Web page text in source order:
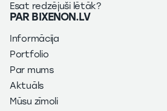
Esat redzējuši lētāk?
PAR BIXENON.LV
Informācija
Portfolio
Par mums
Aktuāls
Mūsu zīmoli